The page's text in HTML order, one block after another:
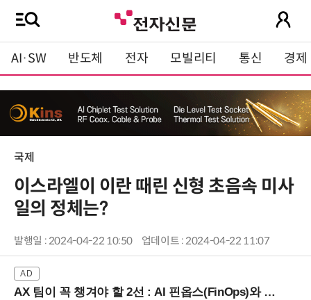
AI·SW 반도체 전자 모빌리티 통신 경제
국제
이스라엘이 이란 때린 신형 초음속 미사
일의 정체는?
발행일 : 2024-04-22 10:50 업데이트 : 2024-04-22 11:07
AX 팀이 꼭 챙겨야 할 2선 : AI 핀옵스(FinOps)와 토큰 거버넌스 (8/21 잠실역)